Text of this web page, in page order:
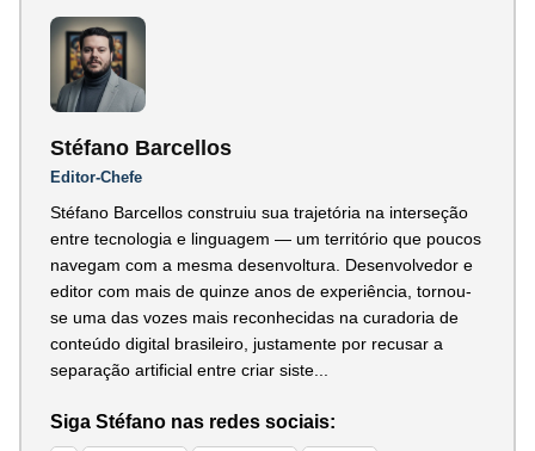
Stéfano Barcellos
Editor-Chefe
Stéfano Barcellos construiu sua trajetória na interseção
entre tecnologia e linguagem — um território que poucos
navegam com a mesma desenvoltura. Desenvolvedor e
editor com mais de quinze anos de experiência, tornou-
se uma das vozes mais reconhecidas na curadoria de
conteúdo digital brasileiro, justamente por recusar a
separação artificial entre criar siste...
Siga Stéfano nas redes sociais: